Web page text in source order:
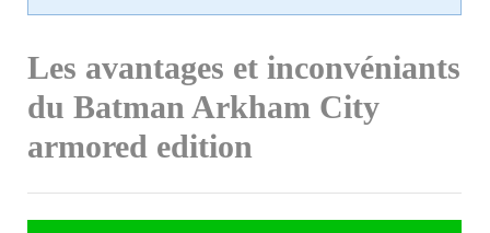
Les avantages et inconvéniants
du Batman Arkham City
armored edition